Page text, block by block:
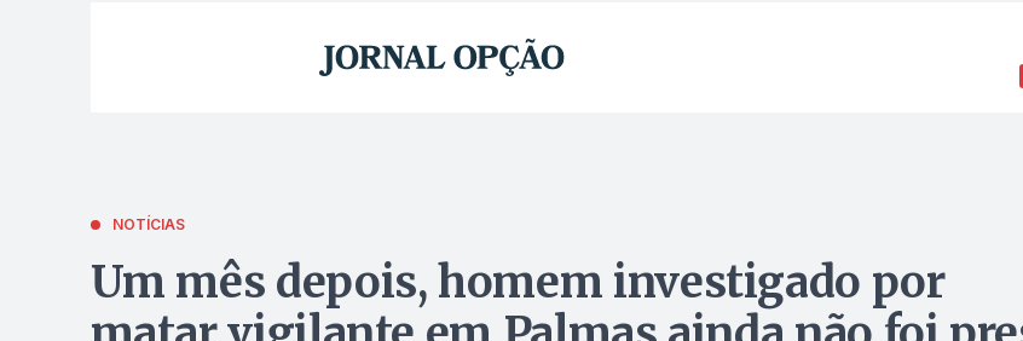
NOTÍCIAS
Um mês depois, homem investigado por